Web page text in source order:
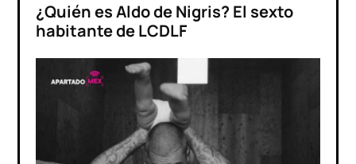
¿Quién es Aldo de Nigris? El sexto
habitante de LCDLF